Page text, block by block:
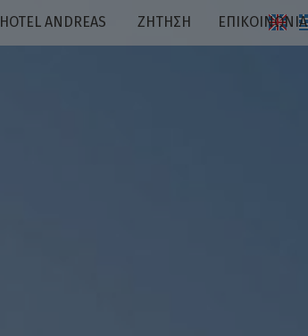
HOTEL ANDREAS ΖΉΤΗΣΗ ΕΠΙΚΟΙΝΩΝΊΑ